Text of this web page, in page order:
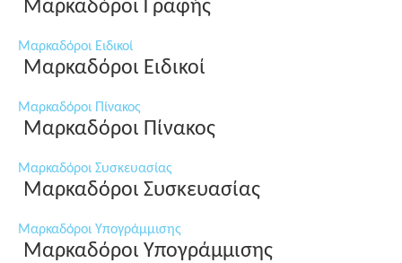
Μαρκαδόροι Γραφής
Μαρκαδόροι Ειδικοί
Μαρκαδόροι Ειδικοί
Μαρκαδόροι Πίνακος
Μαρκαδόροι Πίνακος
Μαρκαδόροι Συσκευασίας
Μαρκαδόροι Συσκευασίας
Μαρκαδόροι Υπογράμμισης
Μαρκαδόροι Υπογράμμισης